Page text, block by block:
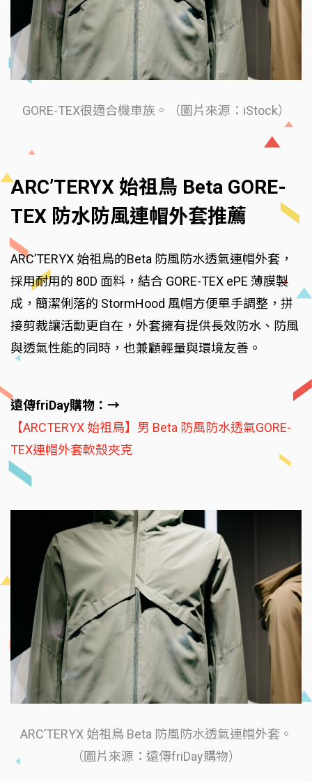
GORE-TEX很適合機車族。（圖片來源：iStock）
ARC’TERYX 始祖鳥 Beta GORE-
TEX 防水防風連帽外套推薦
ARC’TERYX 始祖鳥的Beta 防風防水透氣連帽外套，
採用耐用的 80D 面料，結合 GORE-TEX ePE 薄膜製
成，簡潔俐落的 StormHood 風帽方便單手調整，拼
接剪裁讓活動更自在，外套擁有提供長效防水、防風
與透氣性能的同時，也兼顧輕量與環境友善。
遠傳friDay購物：→
【ARCTERYX 始祖鳥】男 Beta 防風防水透氣GORE-
TEX連帽外套軟殼夾克
ARC’TERYX 始祖鳥 Beta 防風防水透氣連帽外套。
（圖片來源：遠傳friDay購物）